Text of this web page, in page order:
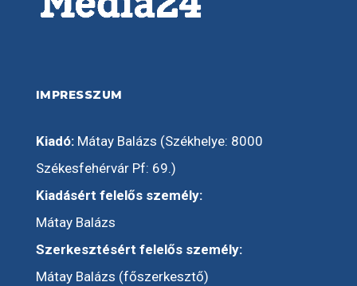
IMPRESSZUM
Kiadó:Mátay Balázs (Székhelye: 8000
Székesfehérvár Pf: 69.)
Kiadásért felelős személy:
Mátay Balázs
Szerkesztésért felelős személy:
Mátay Balázs (főszerkesztő)